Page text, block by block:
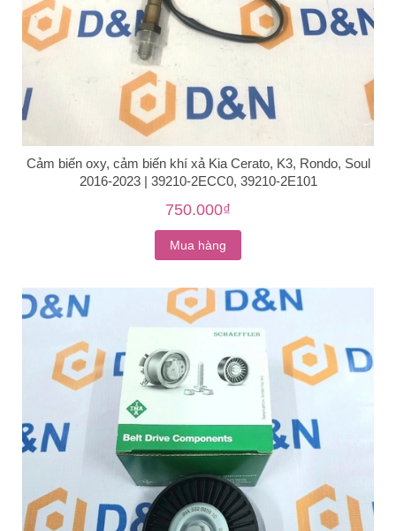
Cảm biến oxy, cảm biến khí xả Kia Cerato, K3, Rondo, Soul
2016-2023 | 39210-2ECC0, 39210-2E101
750.000₫
Mua hàng